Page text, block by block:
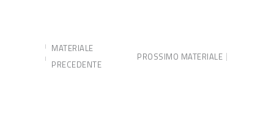
MATERIALE
PRECEDENTE
PROSSIMO MATERIALE